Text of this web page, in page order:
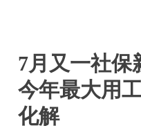
7月又一社保
今年最大用
化解